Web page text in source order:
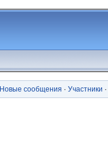
Новые сообщения · Участники ·